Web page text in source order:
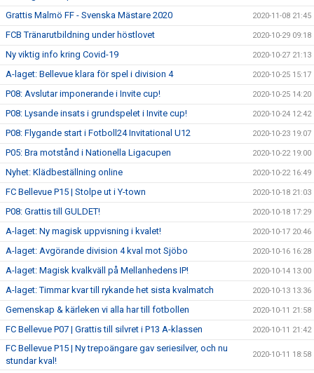
Grattis Malmö FF - Svenska Mästare 2020 2020-11-08 21:45
FCB Tränarutbildning under höstlovet 2020-10-29 09:18
Ny viktig info kring Covid-19 2020-10-27 21:13
A-laget: Bellevue klara för spel i division 4 2020-10-25 15:17
P08: Avslutar imponerande i Invite cup! 2020-10-25 14:20
P08: Lysande insats i grundspelet i Invite cup! 2020-10-24 12:42
P08: Flygande start i Fotboll24 Invitational U12 2020-10-23 19:07
P05: Bra motstånd i Nationella Ligacupen 2020-10-22 19:00
Nyhet: Klädbeställning online 2020-10-22 16:49
FC Bellevue P15 | Stolpe ut i Y-town 2020-10-18 21:03
P08: Grattis till GULDET! 2020-10-18 17:29
A-laget: Ny magisk uppvisning i kvalet! 2020-10-17 20:46
A-laget: Avgörande division 4 kval mot Sjöbo 2020-10-16 16:28
A-laget: Magisk kvalkväll på Mellanhedens IP! 2020-10-14 13:00
A-laget: Timmar kvar till rykande het sista kvalmatch 2020-10-13 13:36
Gemenskap & kärleken vi alla har till fotbollen 2020-10-11 21:58
FC Bellevue P07 | Grattis till silvret i P13 A-klassen 2020-10-11 21:42
FC Bellevue P15 | Ny trepoängare gav seriesilver, och nu
stundar kval!
2020-10-11 18:58